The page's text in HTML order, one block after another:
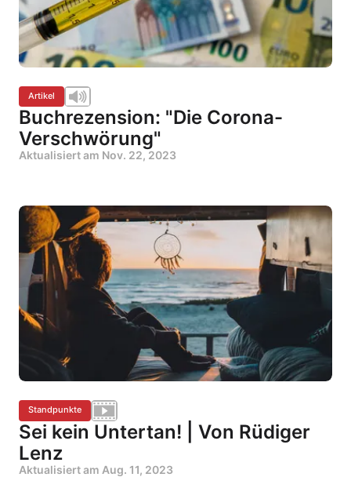
Artikel
Buchrezension: "Die Corona-
Verschwörung"
Aktualisiert am Nov. 22, 2023
Standpunkte
Sei kein Untertan! | Von Rüdiger
Lenz
Aktualisiert am Aug. 11, 2023